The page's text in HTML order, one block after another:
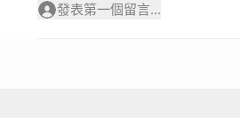
發表第一個留言...